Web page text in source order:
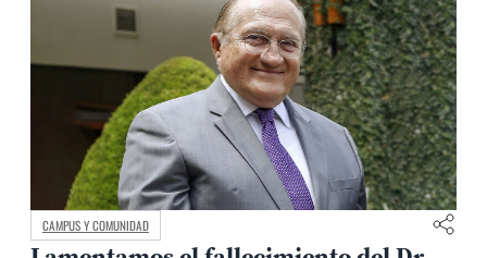
CAMPUS Y COMUNIDAD